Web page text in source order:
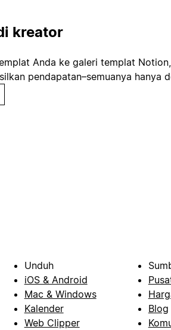
kreator
Anda ke galeri templat
pendapatan–semuanya hanya
Unduh
iOS & Android
Mac & Windows
Kalender
Web Clipper
Blog